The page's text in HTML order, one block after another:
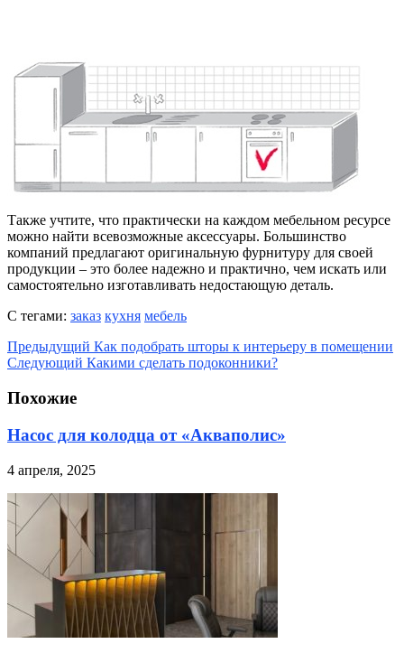
Также учтите, что практически на каждом мебельном ресурсе
можно найти всевозможные аксессуары. Большинство
компаний предлагают оригинальную фурнитуру для своей
продукции – это более надежно и практично, чем искать или
самостоятельно изготавливать недостающую деталь.
С тегами: заказ кухня мебель
Предыдущий Как подобрать шторы к интерьеру в помещении
Следующий Какими сделать подоконники?
Похожие
Насос для колодца от «Акваполис»
4 апреля, 2025